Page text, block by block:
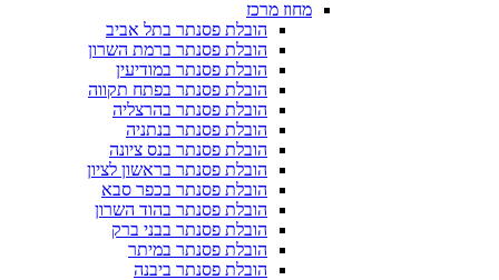
הובלת פסנתר בתל אביב
הובלת פסנתר ברמת השרון
הובלת פסנתר במודיעין
הובלת פסנתר בפתח תקווה
הובלת פסנתר בהרצליה
הובלת פסנתר בנתניה
הובלת פסנתר בנס ציונה
הובלת פסנתר בראשון לציון
הובלת פסנתר בכפר סבא
הובלת פסנתר בהוד השרון
הובלת פסנתר בבני ברק
הובלת פסנתר במיתר
הובלת פסנתר ביבנה